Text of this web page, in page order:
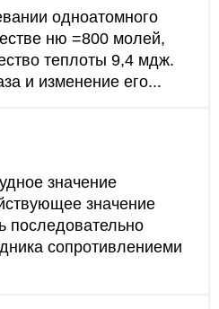
одноатомного
ню =800 молей,
теплоты 9,4 мдж.
и изменение его...
значение
значение
последовательно
сопротивлениеми